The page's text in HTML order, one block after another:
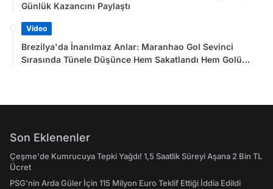
Günlük Kazancını Paylaştı
Video
Brezilya'da İnanılmaz Anlar: Maranhao Gol Sevinci
Sırasında Tünele Düşünce Hem Sakatlandı Hem Golü
Son Eklenenler
Çeşme'de Kumrucuya Tepki Yağdı! 1,5 Saatlik Süreyi Aşana 2 Bin TL
Ücret
PSG’nin Arda Güler İçin 115 Milyon Euro Teklif Ettiği İddia Edildi